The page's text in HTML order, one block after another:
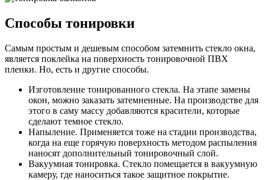
Способы тонировки
Самым простым и дешевым способом затемнить стекло окна,
является поклейка на поверхность тонировочной ПВХ
пленки. Но, есть и другие способы.
Изготовление тонированного стекла. На этапе замены
окон, можно заказать затемненные. На производстве для
этого в саму массу добавляются красители, которые
сделают темное стекло.
Напыление. Применяется тоже на стадии производства,
когда на еще горячую поверхность методом распыления
наносят дополнительный тонировочный слой.
Вакуумная тонировка. Стекло помещается в вакуумную
камеру, где наноситься такое защитное покрытие.